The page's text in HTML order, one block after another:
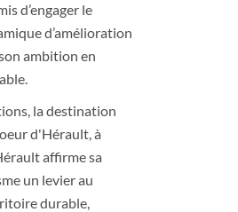
d’engager le
d’amélioration
ambition en
la destination
d'Hérault, à
affirme sa
un levier au
durable,